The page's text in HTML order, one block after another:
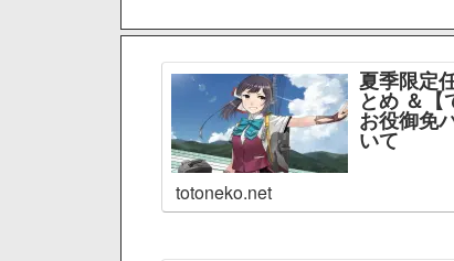
夏季限定
とめ ＆【
お役御免
いて
totoneko.net